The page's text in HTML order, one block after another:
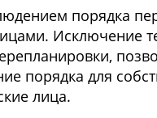
порядка
Исключение
порядка для
лица.